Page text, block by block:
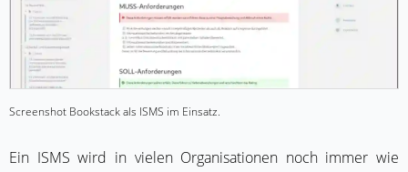
Screenshot Bookstack als ISMS im Einsatz.
Ein ISMS wird in vielen Organisationen noch immer wie